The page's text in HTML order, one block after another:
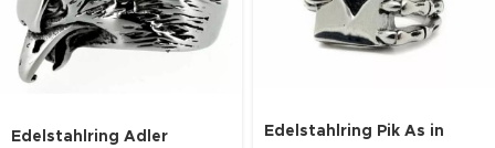
Edelstahlring Adler
Edelstahlring Pik As in